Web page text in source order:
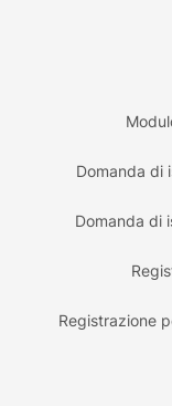
Domanda di
Domanda di
Registrazione